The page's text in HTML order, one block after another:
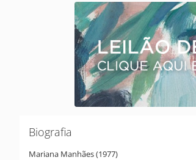
Biografia
Mariana Manhães (1977)